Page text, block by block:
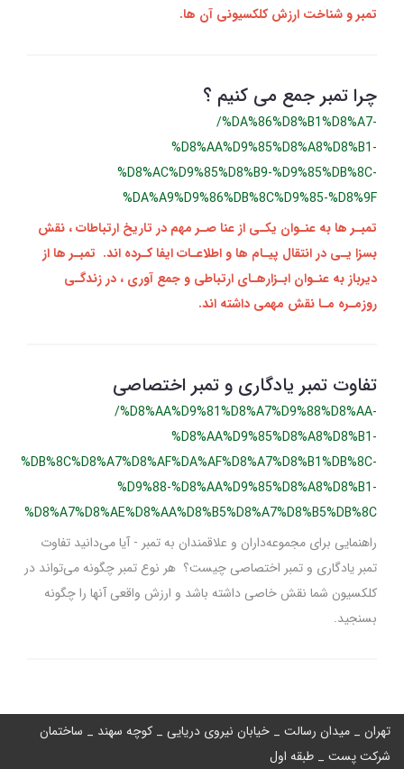
تمبر و شناخت ارزش کلکسیونی آن‌ ها.
چرا تمبر جمع می کنیم ؟
/%DA%86%D8%B1%D8%A7-
%D8%AA%D9%85%D8%A8%D8%B1-
%D8%AC%D9%85%D8%B9-%D9%85%DB%8C-
%DA%A9%D9%86%DB%8C%D9%85-%D8%9F
تمبـر ها به عنـوان یکـی از عنا صـر مهم در تاریخ ارتباطات ، نقش
بسزا یـی در انتقال پیـام‌ ها و اطلاعـات ایفا کـرده‌ اند. تمبـر ها از
دیرباز به عنـوان ابـزارهـای ارتباطی و جمع‌ آوری ، در زندگـی
روزمـره مـا نقش مهمی داشته‌ اند.
تفاوت تمبر یادگاری و تمبر اختصاصی
/%D8%AA%D9%81%D8%A7%D9%88%D8%AA-
%D8%AA%D9%85%D8%A8%D8%B1-
%DB%8C%D8%A7%D8%AF%DA%AF%D8%A7%D8%B1%DB%8C-
%D9%88-%D8%AA%D9%85%D8%A8%D8%B1-
%D8%A7%D8%AE%D8%AA%D8%B5%D8%A7%D8%B5%DB%8C
راهنمایی برای مجموعه‌داران و علاقمندان به تمبر - آیا می‌دانید تفاوت
تمبر یادگاری و تمبر اختصاصی چیست؟ هر نوع تمبر چگونه می‌تواند در
کلکسیون شما نقش خاصی داشته باشد و ارزش واقعی آنها را چگونه
بسنجید.
تهران _ میدان رسالت _ خیابان نیروی دریایی _ کوچه سهند _ ساختمان
شرکت پست _ طبقه اول